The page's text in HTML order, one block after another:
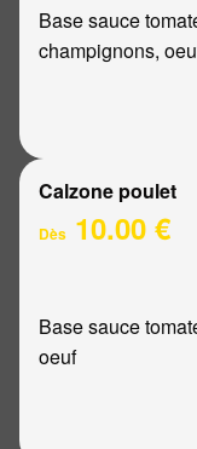
Base sauce
champignons,
Calzone poulet
Dès 10.00 €
Base sauce
oeuf